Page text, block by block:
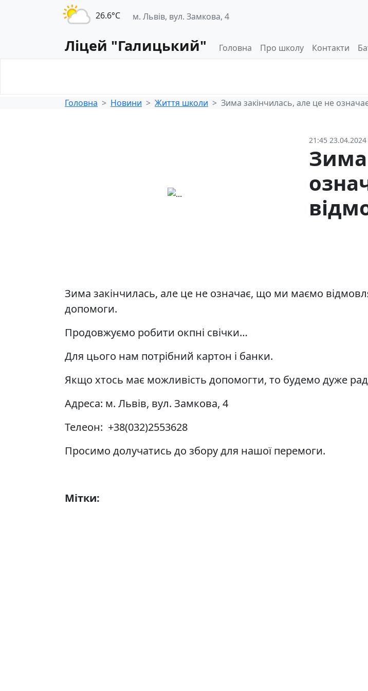
26.6°С м. Львів, вул. Замкова, 4
Ліцей "Галицький" Головна Про школу Контакти
Головна
Новини Життя школи Зима закінчилась, але це не
21:45 23.04.2024
Зима
Зима закінчилась, але це не означає, що ми маємо
допомоги.
Продовжуємо робити окпні свічки…
Для цього нам потрібний картон і банки.
Якщо хтось має можливість допомогти, то будемо дуже
Адреса: м. Львів, вул. Замкова, 4
Телеон: +38(032)2553628
Просимо долучатись до збору для нашої перемоги.
Мітки: